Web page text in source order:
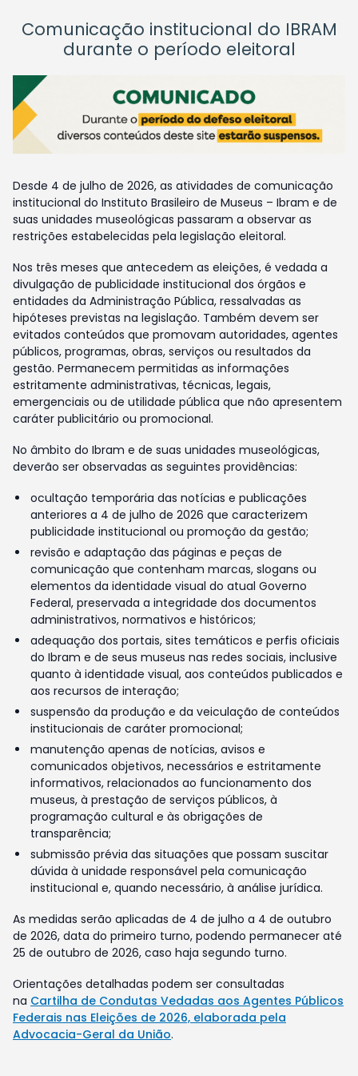
Comunicação institucional do IBRAM
durante o período eleitoral
Desde 4 de julho de 2026, as atividades de comunicação
institucional do Instituto Brasileiro de Museus – Ibram e de
suas unidades museológicas passaram a observar as
restrições estabelecidas pela legislação eleitoral.
Nos três meses que antecedem as eleições, é vedada a
divulgação de publicidade institucional dos órgãos e
entidades da Administração Pública, ressalvadas as
hipóteses previstas na legislação. Também devem ser
evitados conteúdos que promovam autoridades, agentes
públicos, programas, obras, serviços ou resultados da
gestão. Permanecem permitidas as informações
estritamente administrativas, técnicas, legais,
emergenciais ou de utilidade pública que não apresentem
caráter publicitário ou promocional.
No âmbito do Ibram e de suas unidades museológicas,
deverão ser observadas as seguintes providências:
ocultação temporária das notícias e publicações
anteriores a 4 de julho de 2026 que caracterizem
publicidade institucional ou promoção da gestão;
revisão e adaptação das páginas e peças de
comunicação que contenham marcas, slogans ou
elementos da identidade visual do atual Governo
Federal, preservada a integridade dos documentos
administrativos, normativos e históricos;
adequação dos portais, sites temáticos e perfis oficiais
do Ibram e de seus museus nas redes sociais, inclusive
quanto à identidade visual, aos conteúdos publicados e
aos recursos de interação;
suspensão da produção e da veiculação de conteúdos
institucionais de caráter promocional;
manutenção apenas de notícias, avisos e
comunicados objetivos, necessários e estritamente
informativos, relacionados ao funcionamento dos
museus, à prestação de serviços públicos, à
programação cultural e às obrigações de
transparência;
submissão prévia das situações que possam suscitar
dúvida à unidade responsável pela comunicação
institucional e, quando necessário, à análise jurídica.
As medidas serão aplicadas de 4 de julho a 4 de outubro
de 2026, data do primeiro turno, podendo permanecer até
25 de outubro de 2026, caso haja segundo turno.
Orientações detalhadas podem ser consultadas
na Cartilha de Condutas Vedadas aos Agentes Públicos
Federais nas Eleições de 2026, elaborada pela
Advocacia-Geral da União.